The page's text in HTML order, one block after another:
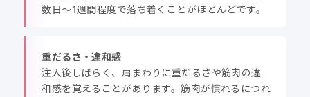
数日〜1週間程度で落ち着くことがほとんどです。
重だるさ・違和感
注入後しばらく、肩まわりに重だるさや筋肉の違
和感を覚えることがあります。筋肉が慣れるにつれ